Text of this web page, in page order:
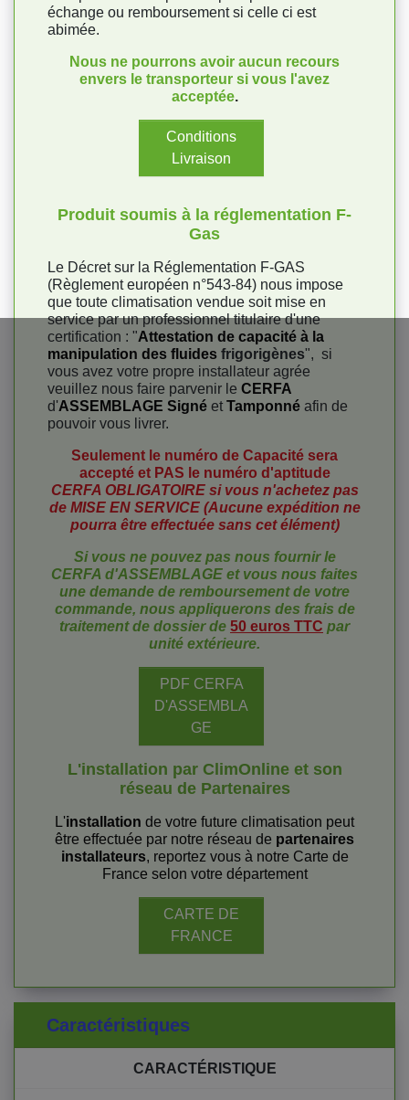
échange ou remboursement si celle ci est
abimée.
Nous ne pourrons avoir aucun recours
envers le transporteur si vous l'avez
acceptée.
Conditions
Livraison
Produit soumis à la réglementation F-
Gas
Le Décret sur la Réglementation F-GAS
(Règlement européen n°543-84) nous impose
que toute climatisation vendue soit mise en
service par un professionnel titulaire d'une
certification : "Attestation de capacité à la
manipulation des fluides frigorigènes", si
vous avez votre propre installateur agrée
veuillez nous faire parvenir le CERFA
d'ASSEMBLAGE Signé et Tamponné afin de
pouvoir vous livrer.
Seulement le numéro de Capacité sera
accepté et PAS le numéro d'aptitude
CERFA OBLIGATOIRE si vous n'achetez pas
de MISE EN SERVICE (Aucune expédition ne
pourra être effectuée sans cet élément)
Si vous ne pouvez pas nous fournir le
CERFA d'ASSEMBLAGE et vous nous faites
une demande de remboursement de votre
commande, nous appliquerons des frais de
traitement de dossier de 50 euros TTC par
unité extérieure.
PDF CERFA
D'ASSEMBLA
GE
L'installation par ClimOnline et son
réseau de Partenaires
L'installation de votre future climatisation peut
être effectuée par notre réseau de partenaires
installateurs, reportez vous à notre Carte de
France selon votre département
CARTE DE
FRANCE
Caractéristiques
CARACTÉRISTIQUE